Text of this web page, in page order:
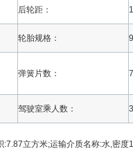
后轮距：
轮胎规格：
弹簧片数：
驾驶室乘人数： 3
立方米;运输介质名称:水,密度